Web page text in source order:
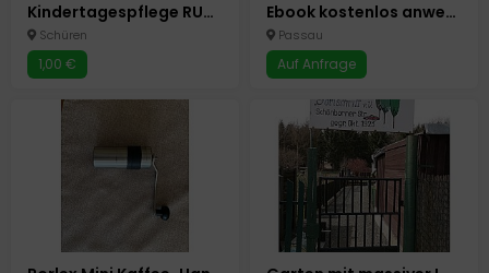
Kindertagespflege RUHRPOTTRACKER - 1 Platz frei ab August
Schüren
1,00 €
Ebook kostenlos anwenden, verschenken und damit Geld verdienen: „Best of Unternehmertum und Mindset“ – Das neue E-Book von Dirk Kreuter
Passau
Auf Anfrage